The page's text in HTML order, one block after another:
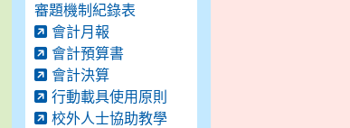
審題機制紀錄表
會計月報
會計預算書
會計決算
行動載具使用原則
校外人士協助教學